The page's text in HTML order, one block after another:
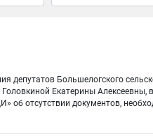
депутатов Большелогского
Екатерины
отсутствии документов,